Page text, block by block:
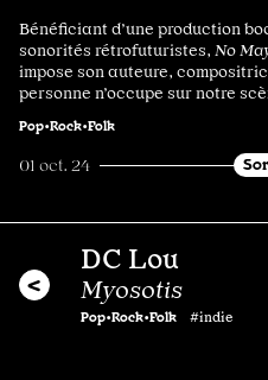
Bénéficiant d’une production
sonorités rétrofuturistes, No
impose son auteure,
personne n’occupe sur notre
Pop•Rock•Folk
01 oct. 24
DC Lou
Myosotis
Pop•Rock•Folk #indie